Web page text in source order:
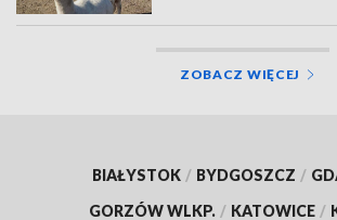
ZOBACZ WIĘCEJ
BIAŁYSTOK / BYDGOSZCZ /
GORZÓW WLKP. / KATOWICE /